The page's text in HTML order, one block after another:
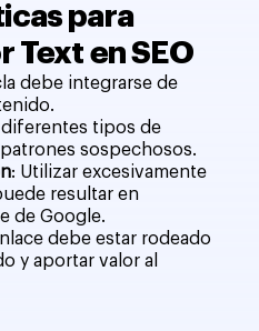
para
Text en SEO
debe integrarse de
tipos de
sospechosos.
: Utilizar excesivamente
resultar en
de Google.
debe estar rodeado
y aportar valor al